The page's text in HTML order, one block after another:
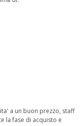
a un buon prezzo, staff
la fase di acquisto e